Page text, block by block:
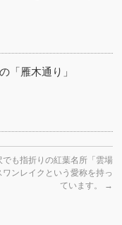
「雁木通り」
でも指折りの紅葉名所「雲場
ワンレイクという愛称を持っ
ています。
→